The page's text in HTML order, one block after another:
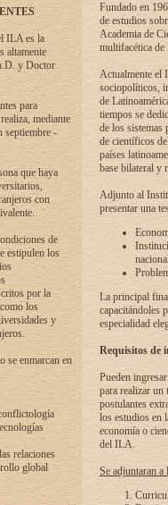
ILA es la
altamente
y Doctor
para
mediante
septiembre -
que haya
con
de
estipulen los
por la
los
y
se enmarcan en
relaciones
global
Fundado en
de estudios
Academia de
multifacética de
Actualmente el
sociopolíticos,
de
tiempos se
de los sistemas
de científicos
países
base bilateral y
Adjunto al
presentar una
La principal
capacitándoles
especialidad
Requisitos de
Pueden
para realizar un
postulantes
los estudios en
economía o
del ILA.
Se adjuntaran a